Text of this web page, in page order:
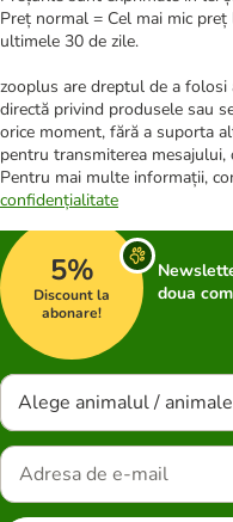
Preț normal = Cel mai mic
ultimele 30 de zile.
zooplus are dreptul de a
directă privind produsele sau
orice moment, fără a suporta
pentru transmiterea
Pentru mai multe informații,
confidențialitate
5%
Discount la
abonare!
doua
Alege animalul /